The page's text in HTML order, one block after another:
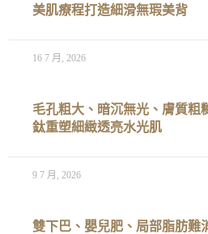
美肌療程打造細滑無瑕美背
16 7 月, 2026
毛孔粗大、暗沉無光、膚質
鈦重塑細緻透亮水光肌
9 7 月, 2026
雙下巴、嬰兒肥、局部脂肪難